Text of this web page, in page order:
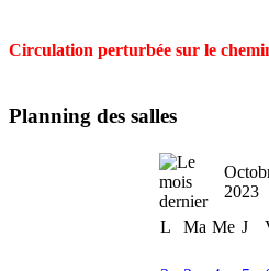
Circulation perturbée sur le
Planning des salles
2023
L
Ma Me J